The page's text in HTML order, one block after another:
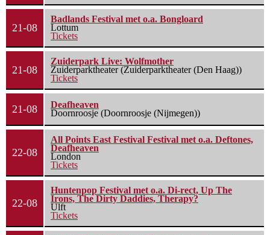
21-08
Badlands Festival met o.a. Bongloard
Lottum
Tickets
21-08
Zuiderpark Live: Wolfmother
Zuiderparktheater (Zuiderparktheater (Den Haag))
Tickets
21-08
Deafheaven
Doornroosje (Doornroosje (Nijmegen))
22-08
All Points East Festival Festival met o.a. Deftones,
Deafheaven
London
Tickets
22-08
Huntenpop Festival met o.a. Di-rect, Up The
Irons, The Dirty Daddies, Therapy?
Ulft
Tickets